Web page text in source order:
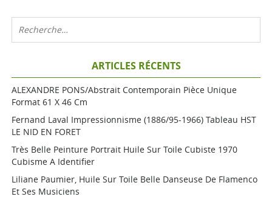
ARTICLES RÉCENTS
ALEXANDRE PONS/Abstrait Contemporain Pièce Unique
Format 61 X 46 Cm
Fernand Laval Impressionnisme (1886/95-1966) Tableau HST
LE NID EN FORET
Très Belle Peinture Portrait Huile Sur Toile Cubiste 1970
Cubisme A Identifier
Liliane Paumier, Huile Sur Toile Belle Danseuse De Flamenco
Et Ses Musiciens